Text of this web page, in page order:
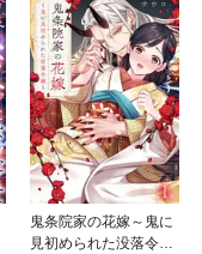
鬼条院家の花嫁～鬼に
見初められた没落令嬢